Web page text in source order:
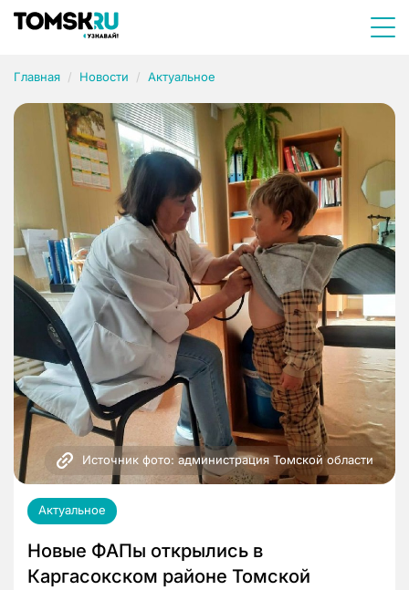
Главная Новости Актуальное
Источник фото: администрация Томской области
Актуальное
Новые ФАПы открылись в
Каргасокском районе Томской